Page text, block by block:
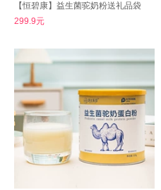
【恒碧康】益生菌驼奶粉送礼品袋
299.9元